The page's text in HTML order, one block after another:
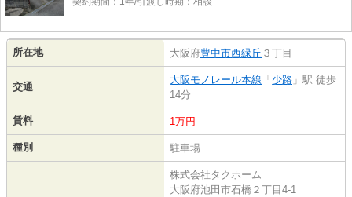
所在地 大阪府豊中市西緑丘 ３丁目
交通
大阪モノレール本線 「 少路 」駅 徒歩
14分
賃料 1万円
種別 駐車場
株式会社タクホーム
大阪府池田市石橋２丁目4-1